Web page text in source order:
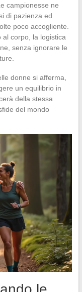
campionesse ne
di pazienza ed
poco accogliente.
corpo, la logistica
senza ignorare le
donne si afferma,
un equilibrio in
della stessa
del mondo